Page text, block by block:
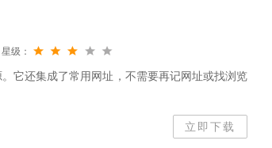
星级：
它还集成了常用网址，不需要再记网址或找浏览
立即下载